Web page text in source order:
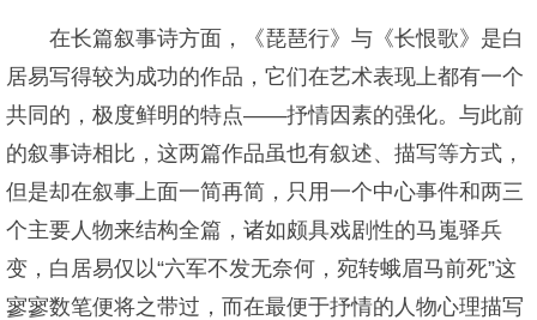
在长篇叙事诗方面，《琵琶行》与《长恨歌》是白
居易写得较为成功的作品，它们在艺术表现上都有一个
共同的，极度鲜明的特点——抒情因素的强化。与此前
的叙事诗相比，这两篇作品虽也有叙述、描写等方式，
但是却在叙事上面一简再简，只用一个中心事件和两三
个主要人物来结构全篇，诸如颇具戏剧性的马嵬驿兵
变，白居易仅以“六军不发无奈何，宛转蛾眉马前死”这
寥寥数笔便将之带过，而在最便于抒情的人物心理描写